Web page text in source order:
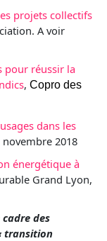
projets collectifs
A voir
pour réussir la
, Copro des
dans les
novembre 2018
énergétique à
Grand Lyon,
des
transition